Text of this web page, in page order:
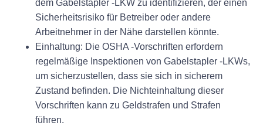
dem Gabelstapler -LKW zu identifizieren, der einen
Sicherheitsrisiko für Betreiber oder andere
Arbeitnehmer in der Nähe darstellen könnte.
Einhaltung: Die OSHA -Vorschriften erfordern
regelmäßige Inspektionen von Gabelstapler -LKWs,
um sicherzustellen, dass sie sich in sicherem
Zustand befinden. Die Nichteinhaltung dieser
Vorschriften kann zu Geldstrafen und Strafen
führen.